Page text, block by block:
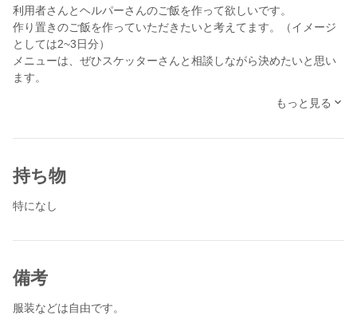
利用者さんとヘルパーさんのご飯を作って欲しいです。
作り置きのご飯を作っていただきたいと考えてます。（イメージ
としては2~3日分）
メニューは、ぜひスケッターさんと相談しながら決めたいと思い
ます。
10：00 挨拶、説明
10：30 買い物
12：30 お皿洗い
もっと見る
持ち物
特になし
備考
服装などは自由です。